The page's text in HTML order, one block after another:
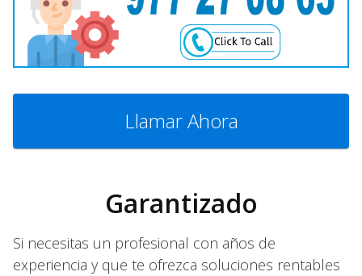
Llamar Ahora
Garantizado
Si necesitas un profesional con años de
experiencia y que te ofrezca soluciones rentables